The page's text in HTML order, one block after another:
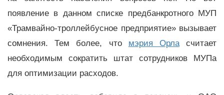
появление в данном списке предбанкротного МУП
«Трамвайно-троллейбусное предприятие» вызывает
сомнения. Тем более, что мэрия Орласчитает
необходимым сократить штат сотрудников МУПа
для оптимизации расходов.